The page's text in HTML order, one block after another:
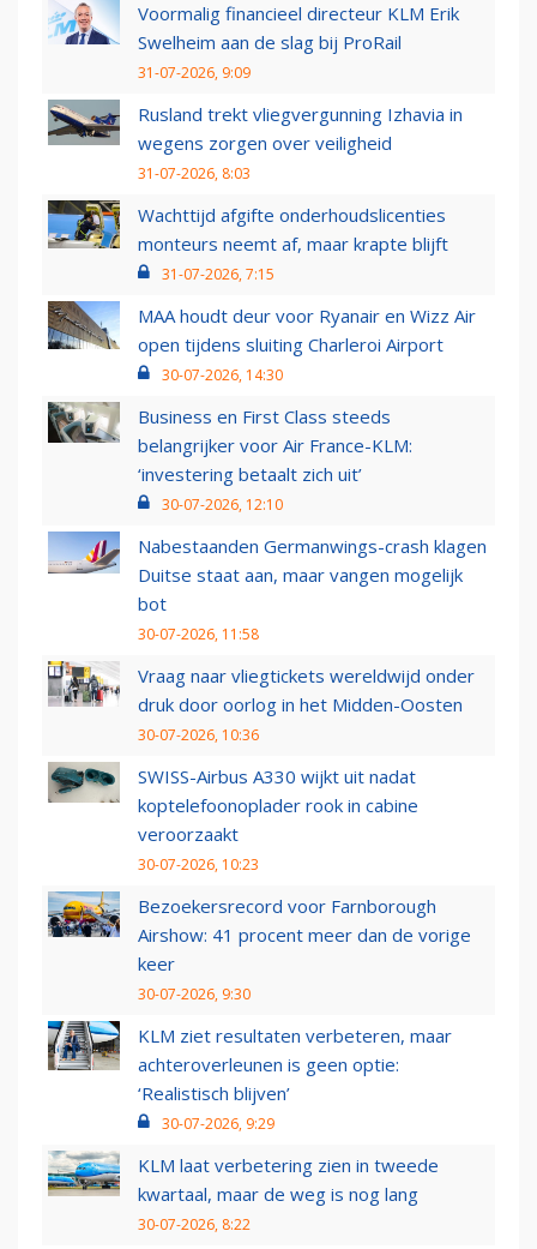
Voormalig financieel directeur KLM Erik
Swelheim aan de slag bij ProRail
31-07-2026, 9:09
Rusland trekt vliegvergunning Izhavia in
wegens zorgen over veiligheid
31-07-2026, 8:03
Wachttijd afgifte onderhoudslicenties
monteurs neemt af, maar krapte blijft
31-07-2026, 7:15
MAA houdt deur voor Ryanair en Wizz Air
open tijdens sluiting Charleroi Airport
30-07-2026, 14:30
Business en First Class steeds
belangrijker voor Air France-KLM:
‘investering betaalt zich uit’
30-07-2026, 12:10
Nabestaanden Germanwings-crash klagen
Duitse staat aan, maar vangen mogelijk
bot
30-07-2026, 11:58
Vraag naar vliegtickets wereldwijd onder
druk door oorlog in het Midden-Oosten
30-07-2026, 10:36
SWISS-Airbus A330 wijkt uit nadat
koptelefoonoplader rook in cabine
veroorzaakt
30-07-2026, 10:23
Bezoekersrecord voor Farnborough
Airshow: 41 procent meer dan de vorige
keer
30-07-2026, 9:30
KLM ziet resultaten verbeteren, maar
achteroverleunen is geen optie:
‘Realistisch blijven’
30-07-2026, 9:29
KLM laat verbetering zien in tweede
kwartaal, maar de weg is nog lang
30-07-2026, 8:22